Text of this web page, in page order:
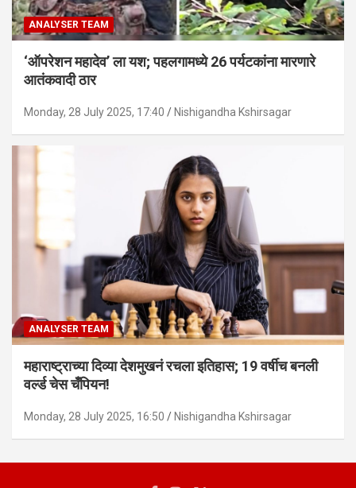
ANALYSER TEAM
‘ऑपरेशन महादेव’ ला यश; पहलगामध्ये 26 पर्यटकांना मारणारे
आतंकवादी ठार
Monday, 28 July 2025, 17:40 Nishigandha Kshirsagar
ANALYSER TEAM
महाराष्ट्राच्या दिव्या देशमुखनं रचला इतिहास; 19 वर्षीच बनली
वर्ल्ड चेस चँपियन!
Monday, 28 July 2025, 16:50 Nishigandha Kshirsagar